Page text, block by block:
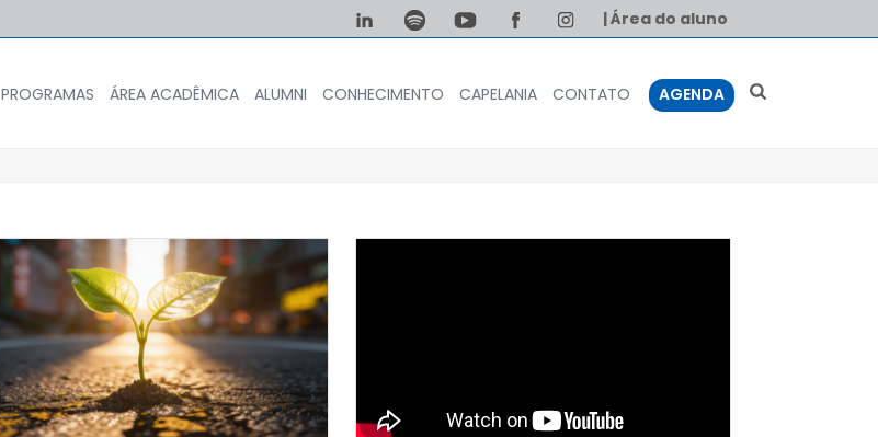
| Área do aluno
PROGRAMAS ÁREA ACADÊMICA ALUMNI CONHECIMENTO CAPELANIA CONTATO AGENDA